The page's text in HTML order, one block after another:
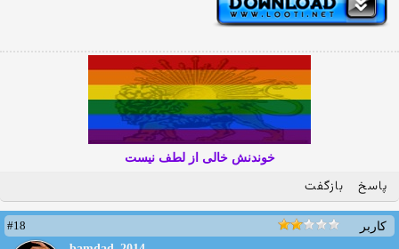
خوندنش خالی از لطف نیست
پاسخ بازگفت
کاربر
#18